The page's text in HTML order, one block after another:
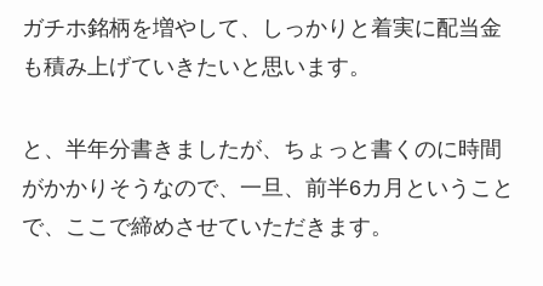
ガチホ銘柄を増やして、しっかりと着実に配当金
も積み上げていきたいと思います。
と、半年分書きましたが、ちょっと書くのに時間
がかかりそうなので、一旦、前半6カ月ということ
で、ここで締めさせていただきます。